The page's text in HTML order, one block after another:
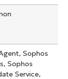
Sophos
Sophos
Service,